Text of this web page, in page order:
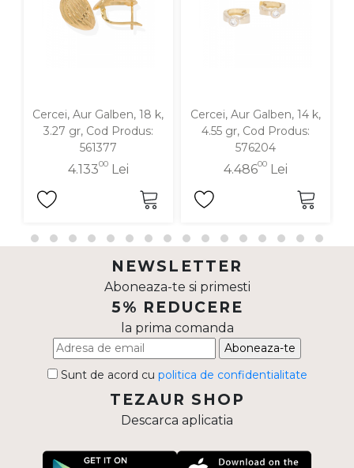
Cercei, Aur Galben, 18 k,
3.27 gr, Cod Produs:
561377
4.13300Lei
Cercei, Aur Galben, 14 k,
4.55 gr, Cod Produs:
576204
4.48600Lei
NEWSLETTER
Aboneaza-te si primesti
5% REDUCERE
la prima comanda
Aboneaza-te
Sunt de acord cu politica de confidentialitate
TEZAUR SHOP
Descarca aplicatia